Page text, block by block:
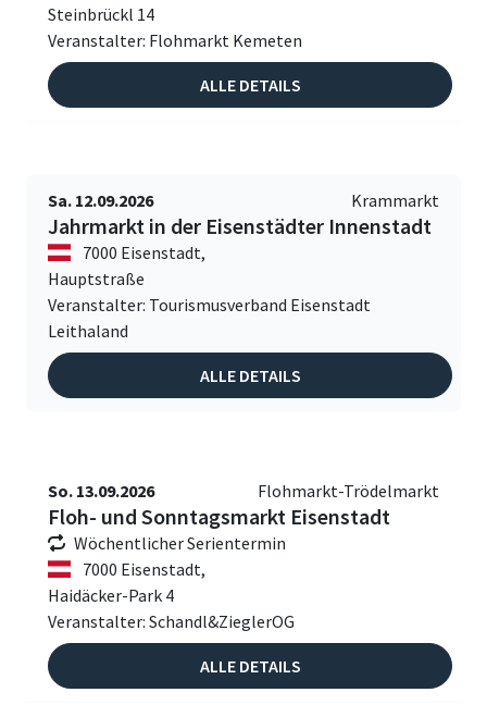
Steinbrückl 14
Veranstalter: Flohmarkt Kemeten
ALLE DETAILS
Sa. 12.09.2026 Krammarkt
Jahrmarkt in der Eisenstädter Innenstadt
7000 Eisenstadt,
Hauptstraße
Veranstalter: Tourismusverband Eisenstadt
Leithaland
ALLE DETAILS
So. 13.09.2026 Flohmarkt-Trödelmarkt
Floh- und Sonntagsmarkt Eisenstadt
Wöchentlicher Serientermin
7000 Eisenstadt,
Haidäcker-Park 4
Veranstalter: Schandl&ZieglerOG
ALLE DETAILS